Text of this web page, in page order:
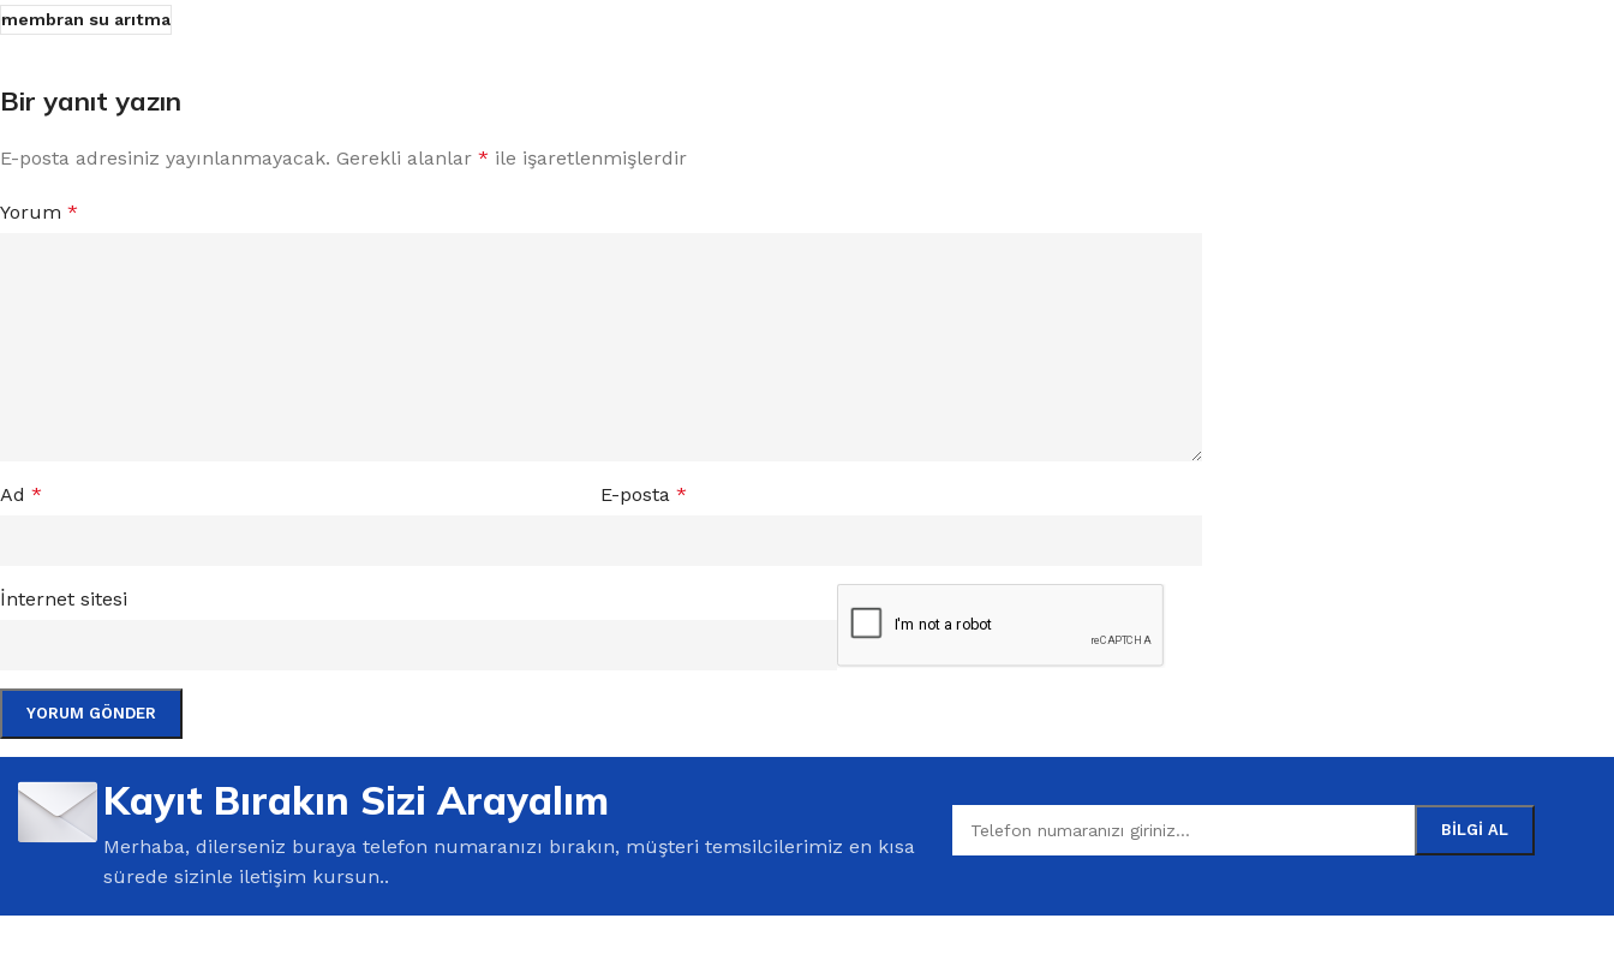
membran su arıtma
Bir yanıt yazın
E-posta adresiniz yayınlanmayacak. Gerekli alanlar * ile işaretlenmişlerdir
Yorum *
Ad * E-posta*
İnternet sitesi
Kayıt Bırakın Sizi Arayalım
Merhaba, dilerseniz buraya telefon numaranızı bırakın, müşteri temsilcilerimiz en kısa
sürede sizinle iletişim kursun..